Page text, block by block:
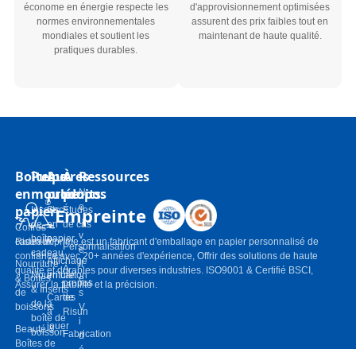
économe en énergie respecte les
normes environnementales
mondiales et soutient les
pratiques durables.
d'approvisionnement optimisées
assurent des prix faibles tout en
maintenant de haute qualité.
Boîtes
en
papier
Coffres-
cadeaux
Nourriture
& Boîtes
de
boissons
Beauté &
Boîtes de
Pulpe
moulée
Inserts
de
boîte-
cadeau
Nourriture
& Inserts
de la
boîte de
boisson
Autres
produits
Sacs
en
papier
Affichage
en carton
Cartes
à
jouer
À
propos
Études
de cas
Personnalisation
À
propos
de
Risun
Fabrication
Ressources
N
o
u
v
e
ll
e
s
V
i
d
Empreinte
Risun-imprime est un fabricant d'emballage en papier personnalisé de
confiance avec 20+ années d'expérience, Offrir des solutions de haute
qualité et durables pour diverses industries. ISO9001 & Certifié BSCI,
Assurer la fiabilité et la précision.